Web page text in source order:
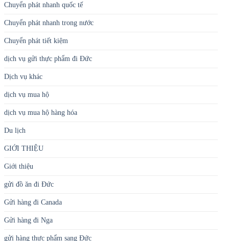
Chuyển phát nhanh quốc tế
Chuyển phát nhanh trong nước
Chuyển phát tiết kiệm
dịch vụ gửi thực phẩm đi Đức
Dịch vụ khác
dịch vụ mua hộ
dịch vụ mua hộ hàng hóa
Du lịch
GIỚI THIỆU
Giới thiệu
gửi đồ ăn đi Đức
Gửi hàng đi Canada
Gửi hàng đi Nga
gửi hàng thực phẩm sang Đức